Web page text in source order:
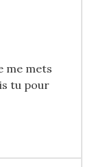
me mets
tu pour